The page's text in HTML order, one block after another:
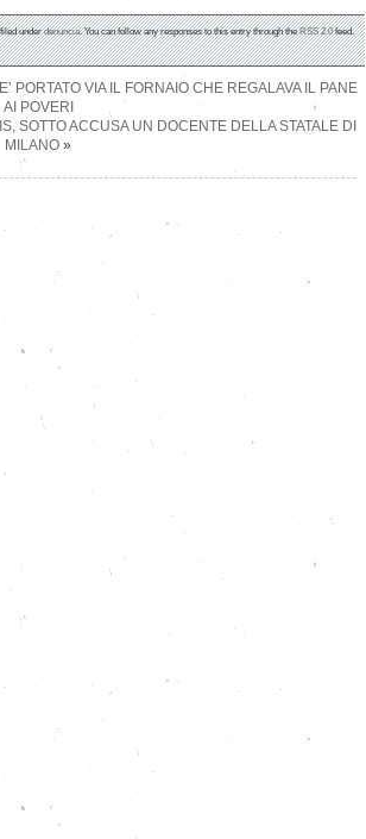
underdenuncia. You can follow any responses to this entry through theRSS 2.0feed.
PORTATO VIA IL FORNAIO CHE REGALAVA IL PANE
AI POVERI
SOTTO ACCUSA UN DOCENTE DELLA STATALE DI
MILANO »